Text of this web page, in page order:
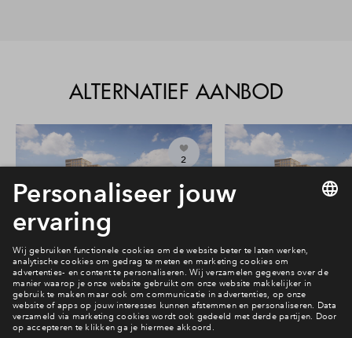
Verkoopstuk
Afwerkbrochure Comfort Plus Ringers, 1 6
Verkoopstuk
Handleiding Kopersbegeleiding En Opties
Comfort Plus
ALTERNATIEF AANBOD
2
#323 Waaier
Vrij
Appartement Compact #323
Waaier
#325 Waaier
Appartement
Waaier